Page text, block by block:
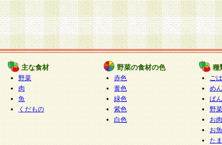
主な食材
野菜
肉
魚
くだもの
野菜の食材の色
赤色
黄色
緑色
紫色
白色
種
ご
めん
ぱん
野
お
お
た